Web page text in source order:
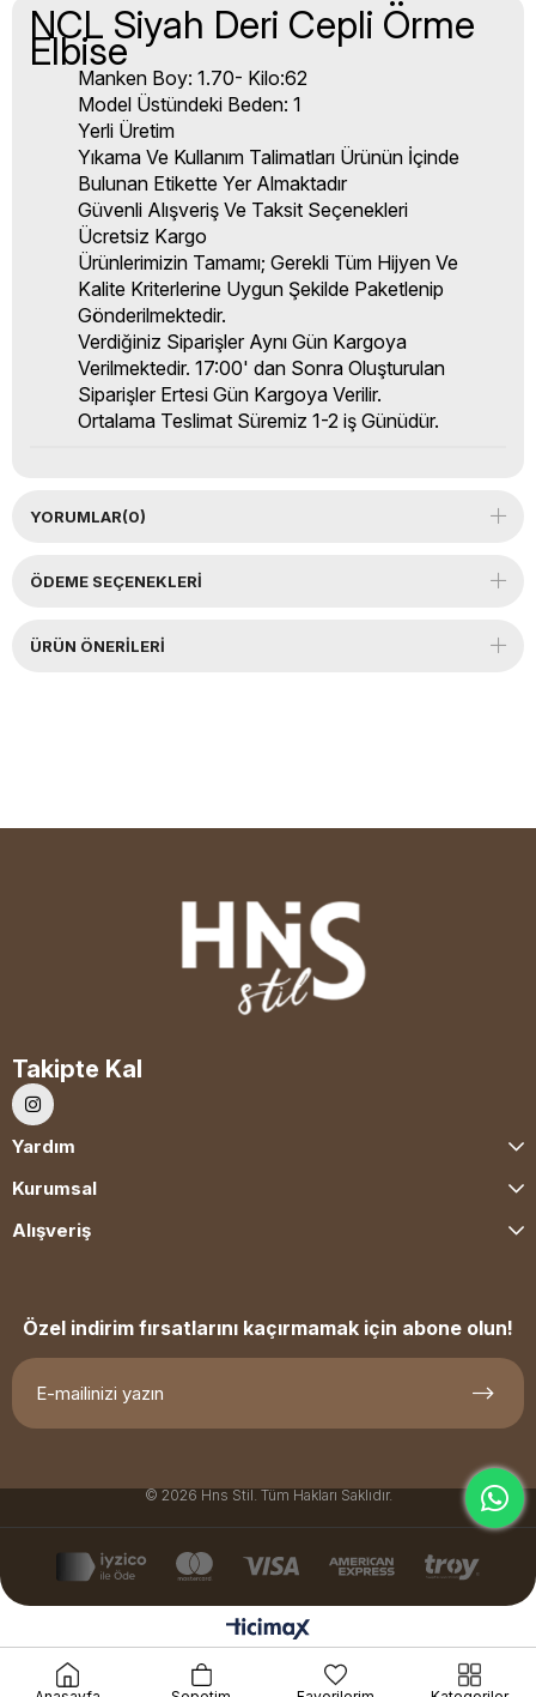
NCL Siyah Deri Cepli Örme
Elbise
Manken Boy: 1.70- Kilo:62
Model Üstündeki Beden: 1
Yerli Üretim
Yıkama Ve Kullanım Talimatları Ürünün İçinde
Bulunan Etikette Yer Almaktadır
Güvenli Alışveriş Ve Taksit Seçenekleri
Ücretsiz Kargo
Ürünlerimizin Tamamı; Gerekli Tüm Hijyen Ve
Kalite Kriterlerine Uygun Şekilde Paketlenip
Gönderilmektedir.
Verdiğiniz Siparişler Aynı Gün Kargoya
Verilmektedir. 17:00' dan Sonra Oluşturulan
Siparişler Ertesi Gün Kargoya Verilir.
Ortalama Teslimat Süremiz 1-2 iş Günüdür.
YORUMLAR(0)
ÖDEME SEÇENEKLERI
ÜRÜN ÖNERILERI
Takipte Kal
Yardım
Kurumsal
Alışveriş
Özel indirim fırsatlarını kaçırmamak için abone olun!
© 2026 Hns Stil. Tüm Hakları Saklıdır.